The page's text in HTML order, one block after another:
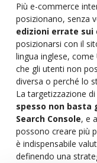
Più e-commerce
posizionano, senza
edizioni errate sui
posizionarsi con il
lingua inglese, come
che gli utenti non
diversa o perché lo
La targetizzazione
spesso non
Search Console, e
possono creare più
è indispensabile
definendo una